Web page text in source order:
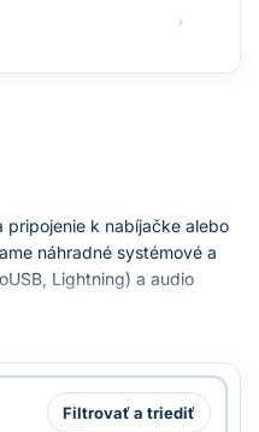
pripojenie k nabíjačke alebo
náhradné systémové a
Lightning) a audio
Filtrovať a triediť